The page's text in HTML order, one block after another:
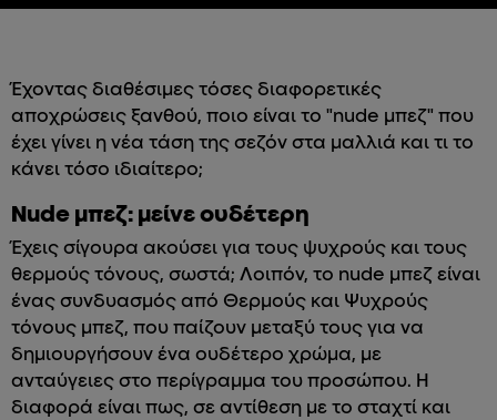
Έχοντας διαθέσιμες τόσες διαφορετικές
αποχρώσεις ξανθού, ποιο είναι το "nude μπεζ" που
έχει γίνει η νέα τάση της σεζόν στα μαλλιά και τι το
κάνει τόσο ιδιαίτερο;
Nude μπεζ: μείνε ουδέτερη
Έχεις σίγουρα ακούσει για τους ψυχρούς και τους
θερμούς τόνους, σωστά; Λοιπόν, το nude μπεζ είναι
ένας συνδυασμός από Θερμούς και Ψυχρούς
τόνους μπεζ, που παίζουν μεταξύ τους για να
δημιουργήσουν ένα ουδέτερο χρώμα, με
ανταύγειες στο περίγραμμα του προσώπου. Η
διαφορά είναι πως, σε αντίθεση με το σταχτί και